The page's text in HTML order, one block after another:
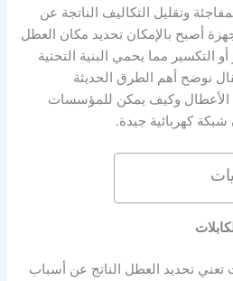
وتقليل التكاليف الناتجة عن
أصبح بالإمكان تحديد مكان العطل
التكسير مما يحمي البنية التحتية
نوضح أهم الطرق الحديثة
وكيف يمكن للمؤسسات
كهربائية جيدة.
تحديد العطل الناتج عن أسباب